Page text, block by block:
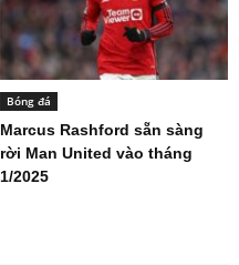
Bóng đá
Marcus Rashford sẵn sàng
rời Man United vào tháng
1/2025